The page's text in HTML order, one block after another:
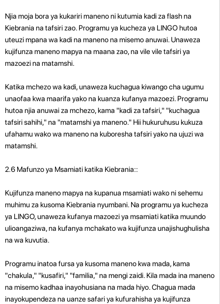
Njia moja bora ya kukariri maneno ni kutumia kadi za flash na
Kiebrania na tafsiri zao. Programu ya kucheza ya LINGO hutoa
uteuzi mpana wa kadi na maneno na misemo anuwai. Unaweza
kujifunza maneno mapya na maana zao, na vile vile tafsiri ya
mazoezi na matamshi.
Katika mchezo wa kadi, unaweza kuchagua kiwango cha ugumu
unaofaa kwa maarifa yako na kuanza kufanya mazoezi. Programu
hutoa njia anuwai za mchezo, kama "kadi za tafsiri," "kuchagua
tafsiri sahihi," na "matamshi ya maneno." Hii hukuruhusu kukuza
ufahamu wako wa maneno na kuboresha tafsiri yako na ujuzi wa
matamshi.
2.6 Mafunzo ya Msamiati katika Kiebrania::
Kujifunza maneno mapya na kupanua msamiati wako ni sehemu
muhimu za kusoma Kiebrania nyumbani. Na programu ya kucheza
ya LINGO, unaweza kufanya mazoezi ya msamiati katika muundo
ulioangaziwa, na kufanya mchakato wa kujifunza unajishughulisha
na wa kuvutia.
Programu inatoa fursa ya kusoma maneno kwa mada, kama
"chakula," "kusafiri," "familia," na mengi zaidi. Kila mada ina maneno
na misemo kadhaa inayohusiana na mada hiyo. Chagua mada
inayokupendeza na uanze safari ya kufurahisha ya kujifunza